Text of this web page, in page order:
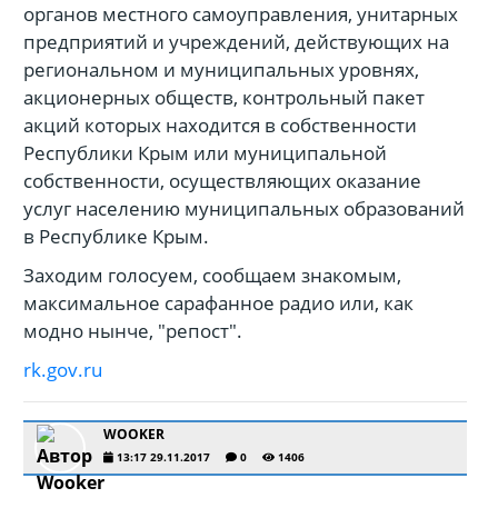
органов местного самоуправления, унитарных
предприятий и учреждений, действующих на
региональном и муниципальных уровнях,
акционерных обществ, контрольный пакет
акций которых находится в собственности
Республики Крым или муниципальной
собственности, осуществляющих оказание
услуг населению муниципальных образований
в Республике Крым.
Заходим голосуем, сообщаем знакомым,
максимальное сарафанное радио или, как
модно нынче, "репост".
rk.gov.ru
WOOKER
13:17 29.11.2017 0 1406